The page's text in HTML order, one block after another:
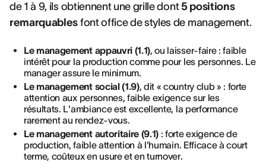
de 1 à 9, ils obtiennent une grille dont 5 positions
remarquables font office de styles de management.
Le management appauvri (1.1), ou laisser-faire : faible
intérêt pour la production comme pour les personnes. Le
manager assure le minimum.
Le management social (1.9), dit « country club » : forte
attention aux personnes, faible exigence sur les
résultats. L'ambiance est excellente, la performance
rarement au rendez-vous.
Le management autoritaire (9.1) : forte exigence de
production, faible attention à l'humain. Efficace à court
terme, coûteux en usure et en turnover.